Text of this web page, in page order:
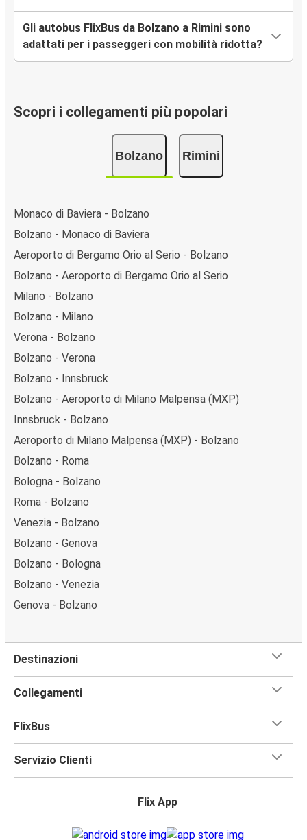
Gli autobus FlixBus da Bolzano a Rimini sono
adattati per i passeggeri con mobilità ridotta?
Scopri i collegamenti più popolari
Bolzano Rimini
Monaco di Baviera - Bolzano
Bolzano - Monaco di Baviera
Aeroporto di Bergamo Orio al Serio - Bolzano
Bolzano - Aeroporto di Bergamo Orio al Serio
Milano - Bolzano
Bolzano - Milano
Verona - Bolzano
Bolzano - Verona
Bolzano - Innsbruck
Bolzano - Aeroporto di Milano Malpensa (MXP)
Innsbruck - Bolzano
Aeroporto di Milano Malpensa (MXP) - Bolzano
Bolzano - Roma
Bologna - Bolzano
Roma - Bolzano
Venezia - Bolzano
Bolzano - Genova
Bolzano - Bologna
Bolzano - Venezia
Genova - Bolzano
Destinazioni
Collegamenti
FlixBus
Servizio Clienti
Flix App